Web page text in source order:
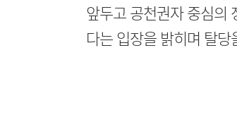
앞두고 공천권자 중심의
다는 입장을 밝히며 탈당